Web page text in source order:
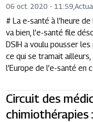
06 oct. 2020 - 11:59
# La e-santé à l’heure
va bien, l’e-santé file
DSIH a voulu pousser
ce qui se tramait
l’Europe de l’e-santé en
Circuit des
chimiothérapies